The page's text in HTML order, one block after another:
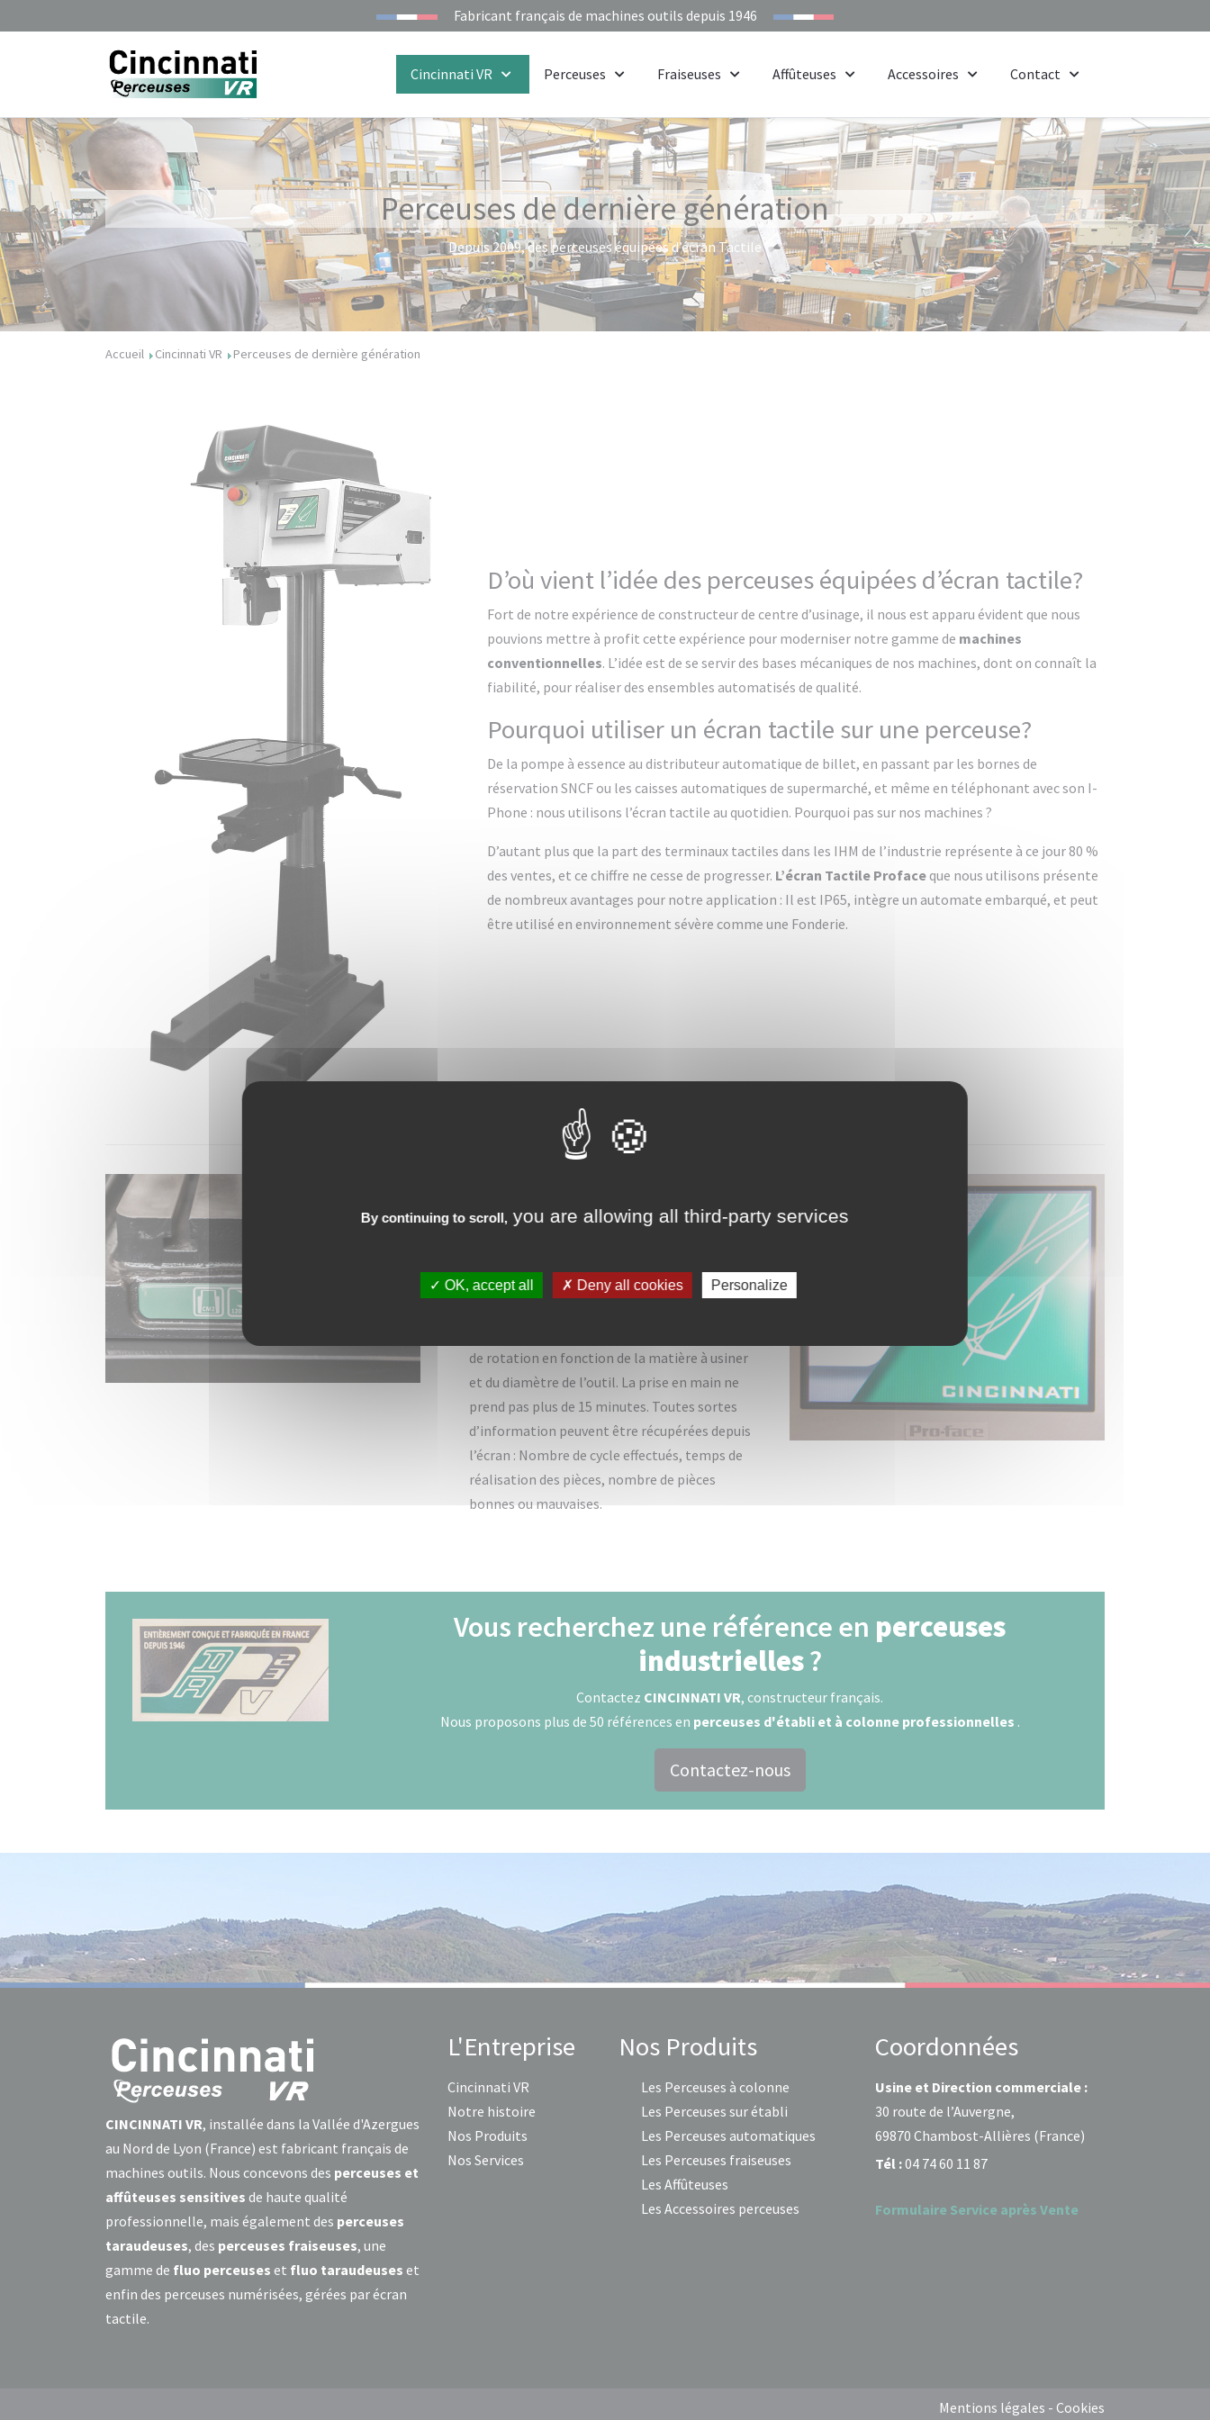
Fabricant français de machines outils depuis 1946
Cincinnati VR Perceuses Fraiseuses Affûteuses Accessoires Contact
Perceuses de dernière génération
Depuis 2009, des perceuses équipées d’écran Tactile
Accueil Cincinnati VR Perceuses de dernière génération
D’où vient l’idée des perceuses équipées d’écran tactile?
Fort de notre expérience de constructeur de centre d’usinage, il nous est apparu évident que nous
pouvions mettre à profit cette expérience pour moderniser notre gamme de machines
conventionnelles. L’idée est de se servir des bases mécaniques de nos machines, dont on connaît la
fiabilité, pour réaliser des ensembles automatisés de qualité.
Pourquoi utiliser un écran tactile sur une perceuse?
De la pompe à essence au distributeur automatique de billet, en passant par les bornes de
réservation SNCF ou les caisses automatiques de supermarché, et même en téléphonant avec son I-
Phone : nous utilisons l’écran tactile au quotidien. Pourquoi pas sur nos machines ?
D’autant plus que la part des terminaux tactiles dans les IHM de l’industrie représente à ce jour 80 %
des ventes, et ce chiffre ne cesse de progresser. L’écran Tactile Profaceque nous utilisons présente
de nombreux avantages pour notre application : Il est IP65, intègre un automate embarqué, et peut
être utilisé en environnement sévère comme une Fonderie.
et une gestion de
L’aide intuitive permet à l’opérateur d’être
de rotation en fonction de la matière à usiner
et du diamètre de l’outil. La prise en main ne
prend pas plus de 15 minutes. Toutes sortes
d’information peuvent être récupérées depuis
l’écran : Nombre de cycle effectués, temps de
réalisation des pièces, nombre de pièces
bonnes ou mauvaises.
Vous recherchez une référence en perceuses
industrielles?
Contactez CINCINNATI VR, constructeur français.
Nous proposons plus de 50 références en perceuses d'établi et à colonne professionnelles .
Contactez-nous
CINCINNATI VR, installée dans la Vallée d'Azergues
au Nord de Lyon (France) est fabricant français de
machines outils. Nous concevons des perceuses et
affûteuses sensitives de haute qualité
professionnelle, mais également des perceuses
taraudeuses, des perceuses fraiseuses, une
gamme de fluo perceuses et fluo taraudeuses et
enfin des perceuses numérisées, gérées par écran
tactile.
L'Entreprise
Cincinnati VR
Notre histoire
Nos Produits
Nos Services
Nos Produits
Les Perceuses à colonne
Les Perceuses sur établi
Les Perceuses automatiques
Les Perceuses fraiseuses
Les Affûteuses
Les Accessoires perceuses
Coordonnées
Usine et Direction commerciale :
30 route de l’Auvergne,
69870 Chambost-Allières (France)
Tél :04 74 60 11 87
Formulaire Service après Vente
Mentions légales - Cookies
By continuing to scroll,you are allowing all third-party services
OK, accept all Deny all cookies Personalize